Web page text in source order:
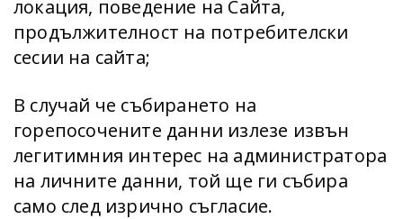
локация, поведение на Сайта,
продължителност на потребителски
сесии на сайта;
В случай че събирането на
горепосочените данни излезе извън
легитимния интерес на администратора
на личните данни, той ще ги събира
само след изрично съгласие.